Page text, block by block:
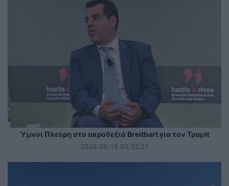
Ύμνοι Πλεύρη στο ακροδεξιό Breitbart για τον Τραμπ
2026-08-10 03:33:21